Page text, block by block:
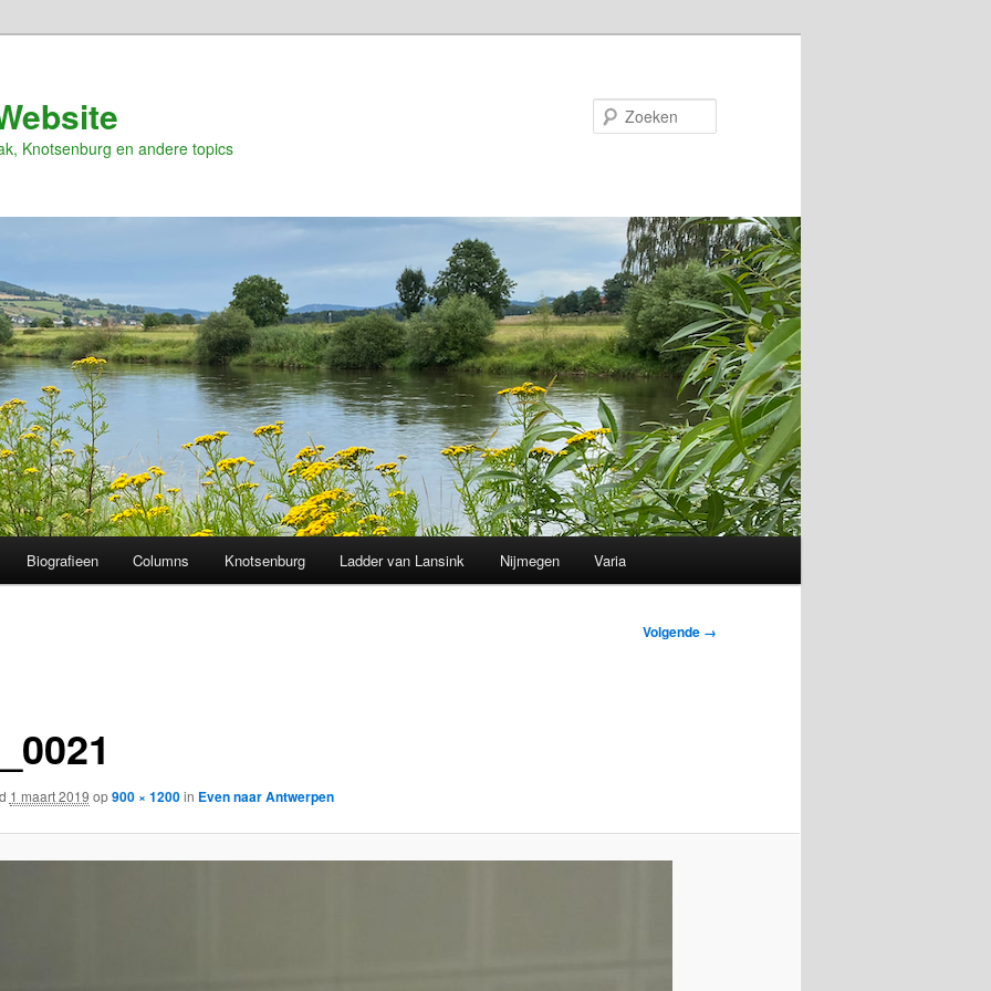
Knotsenburg en andere topics
Biografieen Columns Knotsenburg Ladder van Lansink Nijmegen Varia
Volgende →
1 maart 2019 op900 × 1200in Even naar Antwerpen